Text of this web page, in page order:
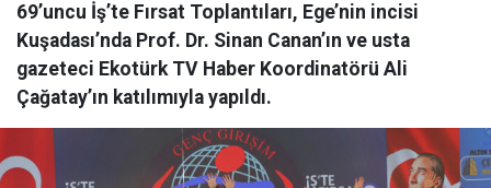
69’uncu İş’te Fırsat Toplantıları, Ege’nin incisi
Kuşadası’nda Prof. Dr. Sinan Canan’ın ve usta
gazeteci Ekotürk TV Haber Koordinatörü Ali
Çağatay’ın katılımıyla yapıldı.